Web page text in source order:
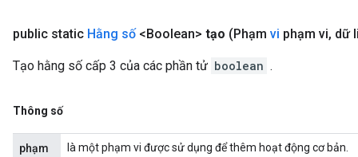
public static Hằng số<Boolean> tạo (Phạm vi phạm vi, dữ
Tạo hằng số cấp 3 của các phần tử boolean .
Thông số
phạm
là một phạm vi được sử dụng để thêm hoạt động cơ bản.